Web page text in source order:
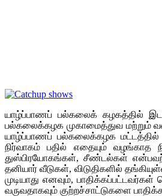
யாழ்ப்பாணப் பல்கலைக் கழகத்தில்
பல்கலைக்கழக முகாமைத்துவ மற்றும்
யாழ்ப்பாணப் பல்கலைக்கழக மட்டத்தில்
நிர்வாகம் பதில் எதையும் வழங்காத
துஸ்பிரயோகங்கள், சீண்டல்கள்
தனியார் வீடுகள், விடுதிகளில்
முடியாது எனவும்,
வருவதாகவும் குற்றச்சாட்டுகளை